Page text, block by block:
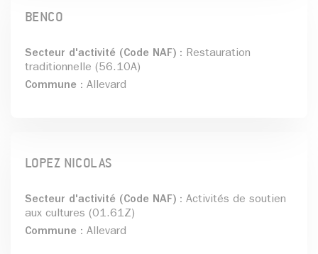
BENCO
Secteur d'activité (Code NAF) : Restauration
traditionnelle (56.10A)
Commune : Allevard
LOPEZ NICOLAS
Secteur d'activité (Code NAF) : Activités de soutien
aux cultures (01.61Z)
Commune : Allevard